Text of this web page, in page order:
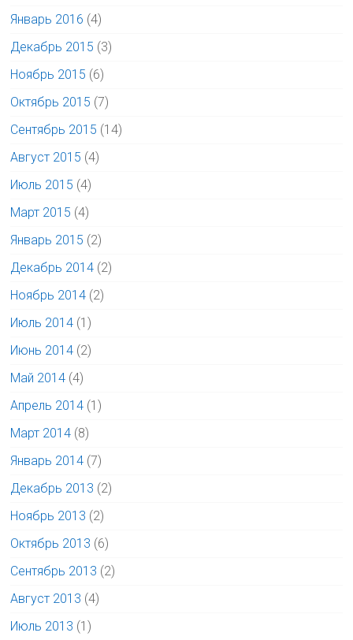
Январь 2016 (4)
Декабрь 2015 (3)
Ноябрь 2015 (6)
Октябрь 2015 (7)
Сентябрь 2015 (14)
Август 2015 (4)
Июль 2015 (4)
Март 2015 (4)
Январь 2015 (2)
Декабрь 2014 (2)
Ноябрь 2014 (2)
Июль 2014 (1)
Июнь 2014 (2)
Май 2014 (4)
Апрель 2014 (1)
Март 2014 (8)
Январь 2014 (7)
Декабрь 2013 (2)
Ноябрь 2013 (2)
Октябрь 2013 (6)
Сентябрь 2013 (2)
Август 2013 (4)
Июль 2013 (1)